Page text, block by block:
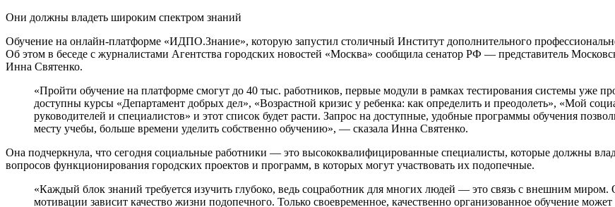
Они должны владеть широким спектром знаний
Обучение на онлайн-платформе «ИДПО.Знание», которую запустил столичный Институт дополнительного
Об этом в беседе с журналистами Агентства городских новостей «Москва» сообщила сенатор РФ — представитель
Инна Святенко.
«Пройти обучение на платформе смогут до 40 тыс. работников, первые модули в рамках тестирования системы уже
доступны курсы «Департамент добрых дел», «Возрастной кризис у ребенка: как определить и преодолеть», «Мой
руководителей и специалистов» и этот список будет расти. Запрос на доступные, удобные программы обучения
месту учебы, больше времени уделить собственно обучению», — сказала Инна Святенко.
Она подчеркнула, что сегодня социальные работники — это высококвалифицированные специалисты, которые должны
вопросов функционирования городских проектов и программ, в которых могут участвовать их подопечные.
«Каждый блок знаний требуется изучить глубоко, ведь соцработник для многих людей — это связь с внешним
мотивации зависит качество жизни подопечного. Только своевременное, качественно организованное обучение